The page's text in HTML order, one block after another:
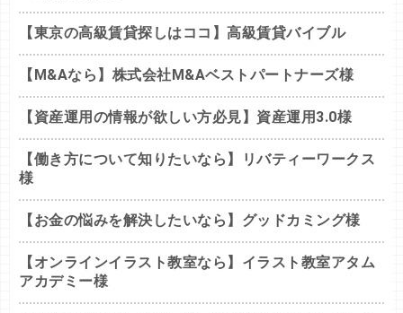
【東京の高級賃貸探しはココ】高級賃貸バイブル
【M&Aなら】株式会社M&Aベストパートナーズ様
【資産運用の情報が欲しい方必見】資産運用3.0様
【働き方について知りたいなら】リバティーワークス
様
【お金の悩みを解決したいなら】グッドカミング様
【オンラインイラスト教室なら】イラスト教室アタム
アカデミー様